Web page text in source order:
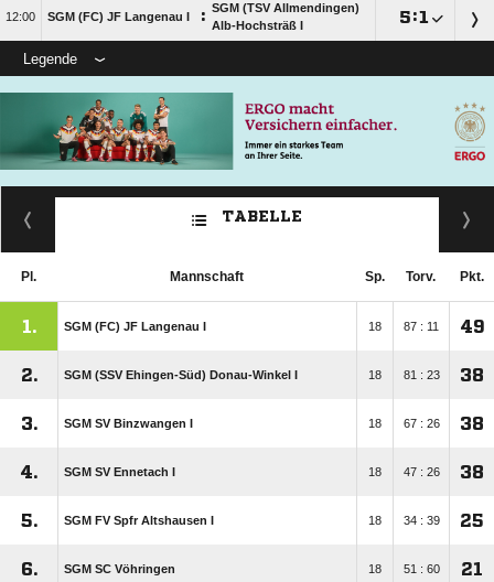
 SGM (FC) JF Langenau I : SGM (TSV Allmendingen)
Alb-Hochsträß I
:
Legende
TABELLE
Pl. Mannschaft Sp. Torv. Pkt.
1. SGM (FC) JF Langenau I 18 87 : 11 49
2. SGM (SSV Ehingen-Süd) Donau-Winkel I 18 81 : 23 38
3. SGM SV Binzwangen I 18 67 : 26 38
4. SGM SV Ennetach I 18 47 : 26 38
5. SGM FV Spfr Altshausen I 18 34 : 39 25
6. SGM SC Vöhringen 18 51 : 60 21